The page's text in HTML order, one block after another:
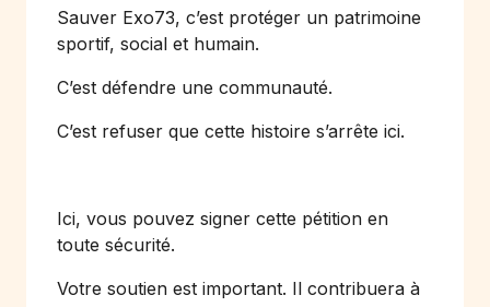
Sauver Exo73, c’est protéger un patrimoine
sportif, social et humain.
C’est défendre une communauté.
C’est refuser que cette histoire s’arrête ici.
Ici, vous pouvez signer cette pétition en
toute sécurité.
Votre soutien est important. Il contribuera à